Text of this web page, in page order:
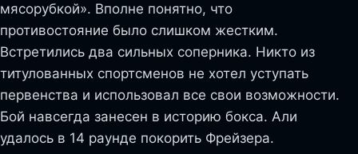
мясорубкой». Вполне понятно, что
противостояние было слишком жестким.
Встретились два сильных соперника. Никто из
титулованных спортсменов не хотел уступать
первенства и использовал все свои возможности.
Бой навсегда занесен в историю бокса. Али
удалось в 14 раунде покорить Фрейзера.